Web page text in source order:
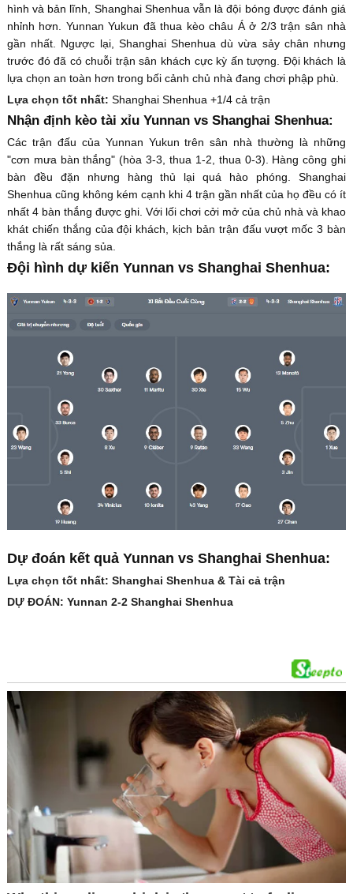
hình và bản lĩnh, Shanghai Shenhua vẫn là đội bóng được đánh giá
nhỉnh hơn. Yunnan Yukun đã thua kèo châu Á ở 2/3 trận sân nhà
gần nhất. Ngược lại, Shanghai Shenhua dù vừa sảy chân nhưng
trước đó đã có chuỗi trận sân khách cực kỳ ấn tượng. Đội khách là
lựa chọn an toàn hơn trong bối cảnh chủ nhà đang chơi phập phù.
Lựa chọn tốt nhất: Shanghai Shenhua +1/4 cả trận
Nhận định kèo tài xỉu Yunnan vs Shanghai Shenhua:
Các trận đấu của Yunnan Yukun trên sân nhà thường là những
"cơn mưa bàn thắng" (hòa 3-3, thua 1-2, thua 0-3). Hàng công ghi
bàn đều đặn nhưng hàng thủ lại quá hào phóng. Shanghai
Shenhua cũng không kém cạnh khi 4 trận gần nhất của họ đều có ít
nhất 4 bàn thắng được ghi. Với lối chơi cởi mở của chủ nhà và khao
khát chiến thắng của đội khách, kịch bản trận đấu vượt mốc 3 bàn
thắng là rất sáng sủa.
Đội hình dự kiến Yunnan vs Shanghai Shenhua:
Dự đoán kết quả Yunnan vs Shanghai Shenhua:
Lựa chọn tốt nhất: Shanghai Shenhua & Tài cả trận
DỰ ĐOÁN: Yunnan 2-2 Shanghai Shenhua